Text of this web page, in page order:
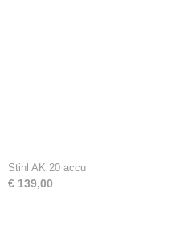
Stihl AK 20 accu
€ 139,00